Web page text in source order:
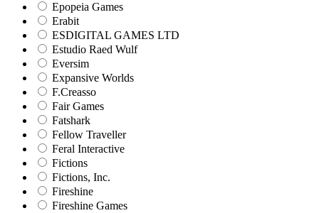
Epopeia Games
Erabit
ESDIGITAL GAMES LTD
Estudio Raed Wulf
Eversim
Expansive Worlds
F.Creasso
Fair Games
Fatshark
Fellow Traveller
Feral Interactive
Fictions
Fictions, Inc.
Fireshine
Fireshine Games